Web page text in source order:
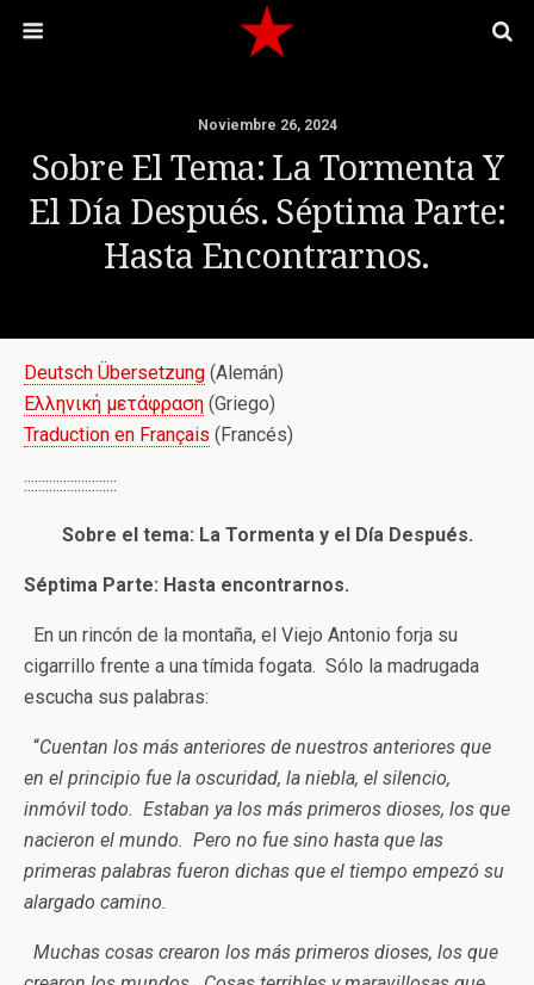
Noviembre 26, 2024
Sobre El Tema: La Tormenta Y
El Día Después. Séptima Parte:
Hasta Encontrarnos.
Deutsch Übersetzung (Alemán)
Ελληνική μετάφραση (Griego)
Traduction en Français (Francés)
::::::::::::::::::::::::::
Sobre el tema: La Tormenta y el Día Después.
Séptima Parte: Hasta encontrarnos.
En un rincón de la montaña, el Viejo Antonio forja su
cigarrillo frente a una tímida fogata. Sólo la madrugada
escucha sus palabras:
“Cuentan los más anteriores de nuestros anteriores que
en el principio fue la oscuridad, la niebla, el silencio,
inmóvil todo. Estaban ya los más primeros dioses, los que
nacieron el mundo. Pero no fue sino hasta que las
primeras palabras fueron dichas que el tiempo empezó su
alargado camino.
Muchas cosas crearon los más primeros dioses, los que